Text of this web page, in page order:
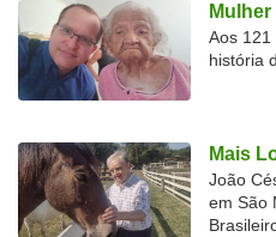
Aos 121
história
Mais
João
em São